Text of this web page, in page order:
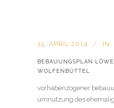
15. APRIL 2014 IN
BEBAUUNGSPLAN
WOLFENBÜTTEL
vorhabenzogener
umnutzung des